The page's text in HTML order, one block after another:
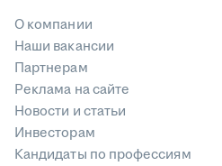
О компании
Наши вакансии
Партнерам
Реклама на сайте
Новости и статьи
Инвесторам
Кандидаты по профессиям